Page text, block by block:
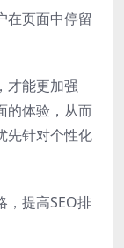
在页面中停留
才能更加强
的体验，从而
先针对个性化
，提高SEO排